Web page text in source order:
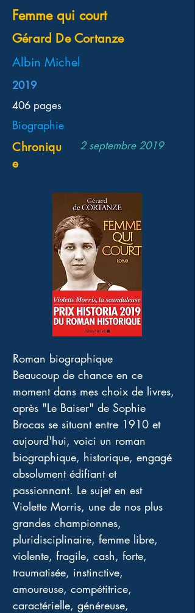
Femme qui court
Gérard De Cortanze
Albin Michel
2019
406 pages
Biographie
Chroniqu
e
2 septembre 2019
Roman biographique
Beaucoup de chance en ce
moment dans mes choix de livres,
après "Le Baiser" de Sophie
Brocas se situant entre 1910 et
aujourd'hui, voici un roman
biographique, historique, engagé
absolument édifiant et
passionnant. Le sujet en est
Violette Morris, une de nos plus
grandes championnes,
pluridisciplinaire, femme libre,
violente, fragile, cash, forte,
traumatisée, instinctive,
amoureuse, compétitrice,
caractérielle, généreuse,